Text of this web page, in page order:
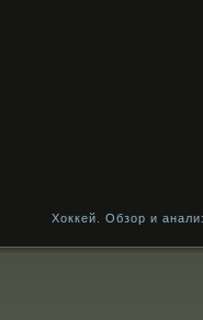
Хоккей. Обзор и